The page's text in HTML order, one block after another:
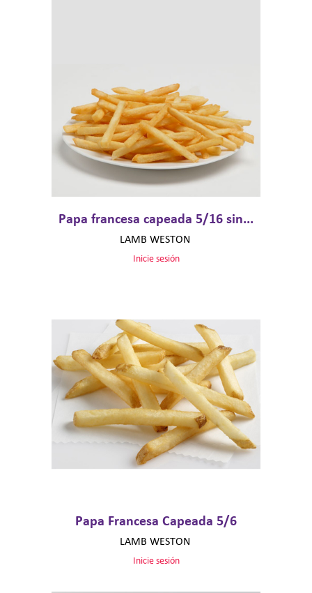
Papa francesa capeada 5/16 sin...
LAMB WESTON
Inicie sesión
Papa Francesa Capeada 5/6
LAMB WESTON
Inicie sesión